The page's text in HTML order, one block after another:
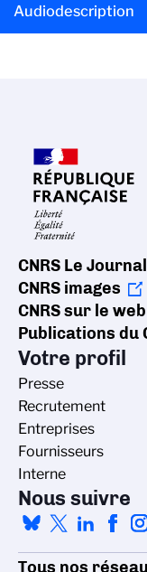
Audiodescription
CNRS Le Journal
CNRS images
CNRS sur le web
Publications du
Votre profil
Presse
Recrutement
Entreprises
Fournisseurs
Interne
Nous suivre
Tous nos